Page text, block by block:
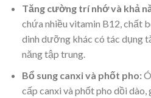
Tăng cường trí nhớ và khả
chứa nhiều vitamin B12, chất
dinh dưỡng khác có tác dụng
năng tập trung.
Bổ sung canxi và phốt pho:
cấp canxi và phốt pho dồi